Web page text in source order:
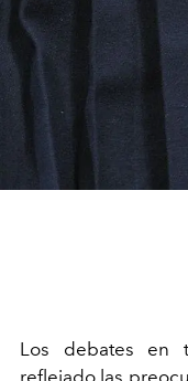
Los debates en